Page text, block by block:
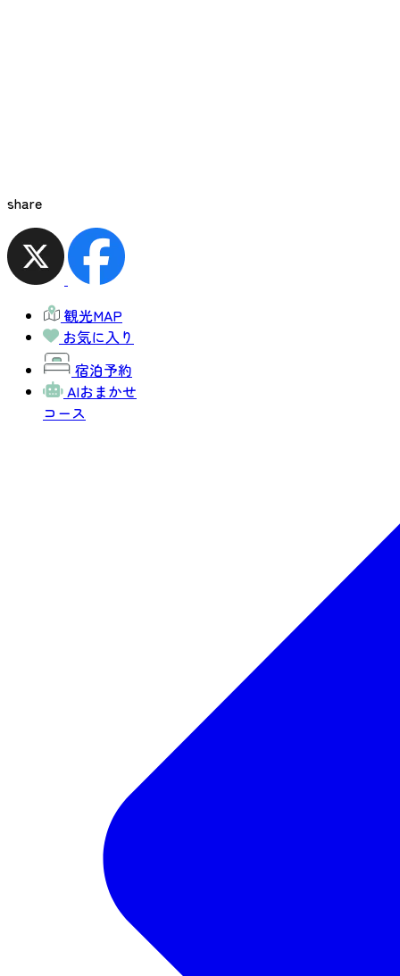
share
観光MAP
お気に入り
宿泊予約
AIおまかせ
コース